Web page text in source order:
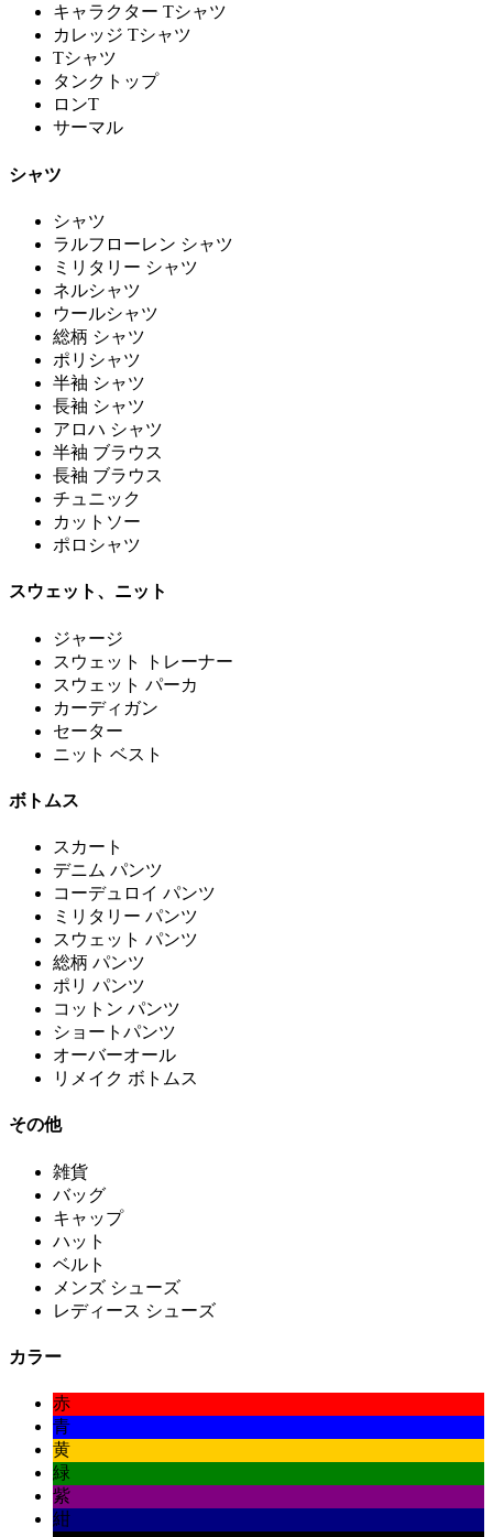
キャラクター Tシャツ
カレッジ Tシャツ
Tシャツ
タンクトップ
ロンT
サーマル
シャツ
シャツ
ラルフローレン シャツ
ミリタリー シャツ
ネルシャツ
ウールシャツ
総柄 シャツ
ポリシャツ
半袖 シャツ
長袖 シャツ
アロハ シャツ
半袖 ブラウス
長袖 ブラウス
チュニック
カットソー
ポロシャツ
スウェット、ニット
ジャージ
スウェット トレーナー
スウェット パーカ
カーディガン
セーター
ニット ベスト
ボトムス
スカート
デニム パンツ
コーデュロイ パンツ
ミリタリー パンツ
スウェット パンツ
総柄 パンツ
ポリ パンツ
コットン パンツ
ショートパンツ
オーバーオール
リメイク ボトムス
その他
雑貨
バッグ
キャップ
ハット
ベルト
メンズ シューズ
レディース シューズ
カラー
赤
青
黄
緑
紫
紺